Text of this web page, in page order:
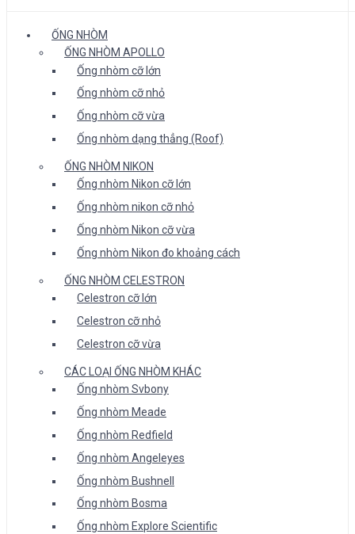
ỐNG NHÒM
ỐNG NHÒM APOLLO
Ống nhòm cỡ lớn
Ống nhòm cỡ nhỏ
Ống nhòm cỡ vừa
Ống nhòm dạng thẳng (Roof)
ỐNG NHÒM NIKON
Ống nhòm Nikon cỡ lớn
Ống nhòm nikon cỡ nhỏ
Ống nhòm Nikon cỡ vừa
Ống nhòm Nikon đo khoảng cách
ỐNG NHÒM CELESTRON
Celestron cỡ lớn
Celestron cỡ nhỏ
Celestron cỡ vừa
CÁC LOẠI ỐNG NHÒM KHÁC
Ống nhòm Svbony
Ống nhòm Meade
Ống nhòm Redfield
Ống nhòm Angeleyes
Ống nhòm Bushnell
Ống nhòm Bosma
Ống nhòm Explore Scientific